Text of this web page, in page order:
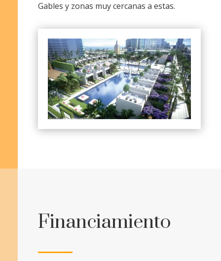
Gables y zonas muy cercanas a estas.
Financiamiento